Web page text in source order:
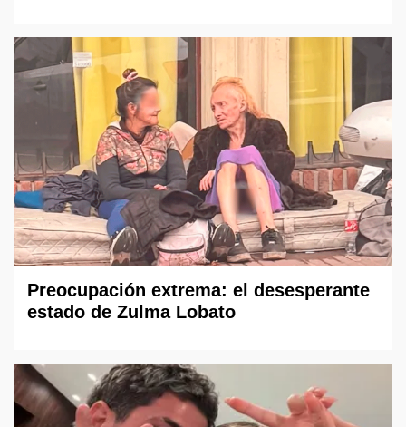
Preocupación extrema: el desesperante
estado de Zulma Lobato